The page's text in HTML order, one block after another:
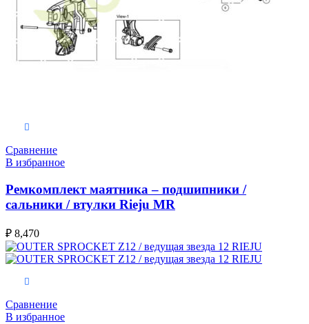
Сравнение
В избранное
Ремкомплект маятника – подшипники /
сальники / втулки Rieju MR
₽ 8,470
Сравнение
В избранное